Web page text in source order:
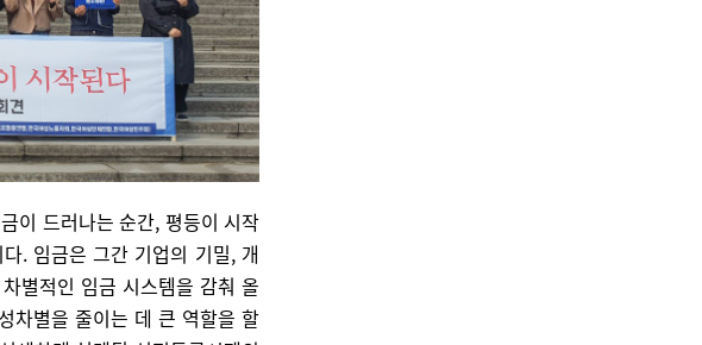
이 드러나는 순간, 평등이 시작
. 임금은 그간 기업의 기밀, 개
별적인 임금 시스템을 감춰 올
차별을 줄이는 데 큰 역할을 할